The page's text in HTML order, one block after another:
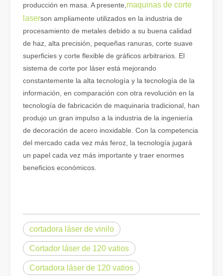
Cómo elegir su compañero de trabajo: máquina de corte por láser
El corte de metal por láser es un método de precisión que se
El corte por láser de láminas de metal es un método de corte muy utilizado.
El corte por láser de láminas de metal es un método de corte
producción en masa. A presente, maquinas de corte
laserson ampliamente utilizados en la industria de
procesamiento de metales debido a su buena calidad
de haz, alta precisión, pequeñas ranuras, corte suave
superficies y corte flexible de gráficos arbitrarios. El
sistema de corte por láser está mejorando
constantemente la alta tecnología y la tecnología de la
información, en comparación con otra revolución en la
tecnología de fabricación de maquinaria tradicional, han
produjo un gran impulso a la industria de la ingeniería
de decoración de acero inoxidable. Con la competencia
del mercado cada vez más feroz, la tecnología jugará
un papel cada vez más importante y traer enormes
beneficios económicos.
cortadora láser de vinilo
Cortador láser de 120 vatios
Cortadora láser de 120 vatios